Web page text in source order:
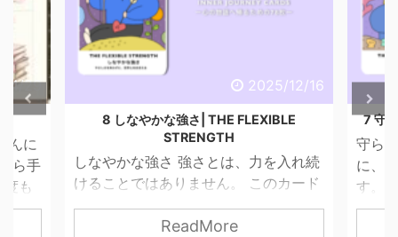
4/29
んに
ら手
も
せ
2025/12/16
8 しなやかな強さ| THE FLEXIBLE
STRENGTH
しなやかな強さ 強さとは、力を入れ続
けることではありません。 このカード
が描くのは、やさしさを失わずに、世
界と関わっていく力。 無理に押し切ら
ReadMore
7 守
守ら
に、
す。
って